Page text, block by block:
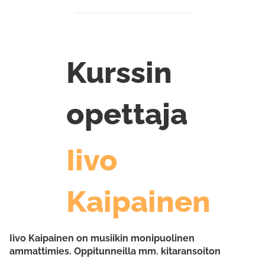
Kurssin
opettaja
Iivo
Kaipainen
Iivo Kaipainen on musiikin monipuolinen
ammattimies. Oppitunneilla mm. kitaransoiton